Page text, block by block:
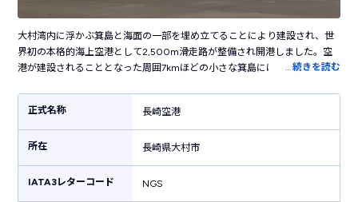
大村湾内に浮かぶ箕島と海面の一部を埋め立てることにより建設され、世
界初の本格的海上空港として2,500m滑走路が整備され開港しました。空
港が建設されることとなった周囲7kmほどの小さな箕島には、当時13世帯
後の1975年に完成し、長崎本土と空港をつなぐ長さ970mの箕島大橋も建
設されました。1979年には上海への定期便が就航開始され、国際空港とし
て運用が始まり、国内のみならず海外からも多くの観光客が訪れていま
す。現在滑走路は3,000mへと拡張された長崎空港は沖縄や離島など各所
への就航便が増加。世界に開かれた空港として九州でも多くの利用客を誇
っています。
…続きを読む
正式名称 長崎空港
所在 長崎県大村市
IATA3レターコード NGS